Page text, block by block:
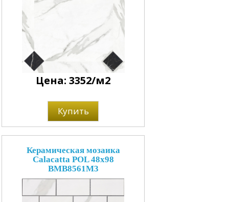
Цена: 3352/м2
Купить
Керамическая мозаика
Calacatta POL 48х98
BMB8561M3